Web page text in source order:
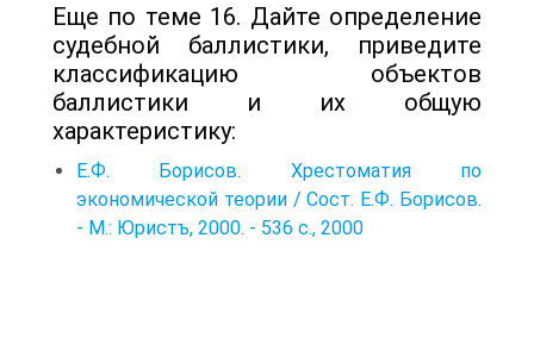
Еще по теме 16. Дайте определение
судебной баллистики, приведите
классификацию объектов
баллистики и их общую
характеристику:
Е.Ф. Борисов. Хрестоматия по
экономической теории / Сост. Е.Ф. Борисов.
- М.: Юристъ, 2000. - 536 с., 2000